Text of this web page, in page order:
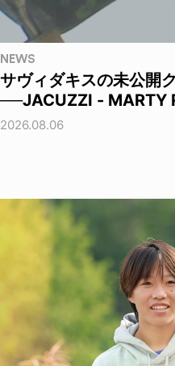
NEWS
サヴィダキスの未公開
──JACUZZI - MARTY
2026.08.06